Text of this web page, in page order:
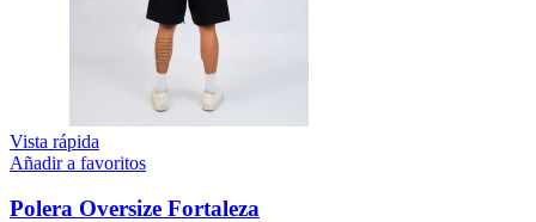
Vista rápida
Añadir a favoritos
Polera Oversize Fortaleza